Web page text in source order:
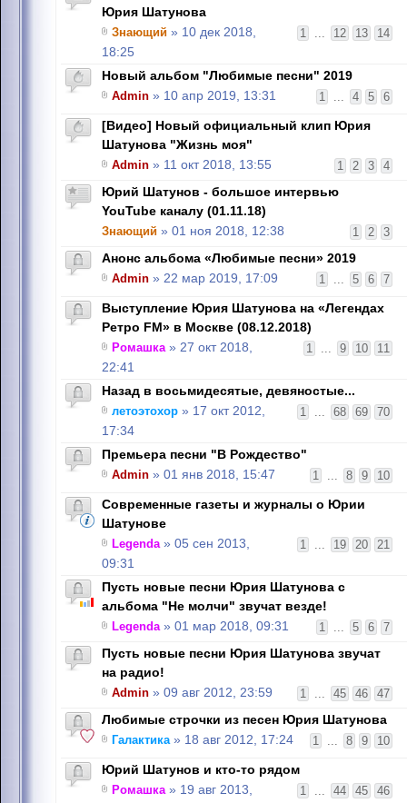
Юрия Шатунова
1 ... 12 13 14
Знающий » 10 дек 2018,
18:25
Новый альбом "Любимые песни" 2019
1 ... 4 5 6
Admin » 10 апр 2019, 13:31
[Видео] Новый официальный клип Юрия
Шатунова "Жизнь моя"
1 2 3 4
Admin » 11 окт 2018, 13:55
Юрий Шатунов - большое интервью
YouTube каналу (01.11.18)
1 2 3
Знающий » 01 ноя 2018, 12:38
Анонс альбома «Любимые песни» 2019
1 ... 5 6 7
Admin » 22 мар 2019, 17:09
Выступление Юрия Шатунова на «Легендах
Ретро FM» в Москве (08.12.2018)
1 ... 9 10 11
Ромашка» 27 окт 2018,
22:41
Назад в восьмидесятые, девяностые...
1 ... 68 69 70
летоэтохор » 17 окт 2012,
17:34
Премьера песни "В Рождество"
1 ... 8 9 10
Admin » 01 янв 2018, 15:47
Современные газеты и журналы о Юрии
Шатунове
1 ... 19 20 21
Legenda» 05 сен 2013,
09:31
Пусть новые песни Юрия Шатунова с
альбома "Не молчи" звучат везде!
1 ... 5 6 7
Legenda» 01 мар 2018, 09:31
Пусть новые песни Юрия Шатунова звучат
на радио!
1 ... 45 46 47
Admin » 09 авг 2012, 23:59
Любимые строчки из песен Юрия Шатунова
1 ... 8 9 10
Галактика» 18 авг 2012, 17:24
Юрий Шатунов и кто-то рядом
1 ... 44 45 46
Ромашка» 19 авг 2013,